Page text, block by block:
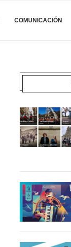
COMUNICACIÓN